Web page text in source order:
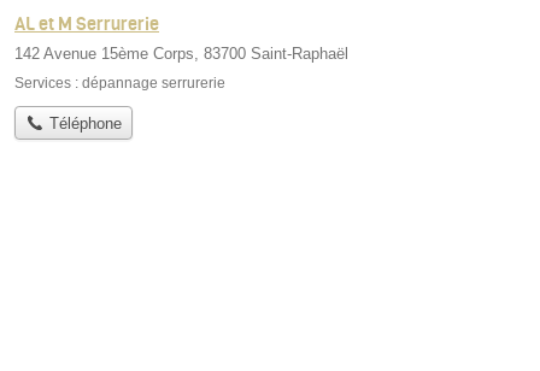
AL et M Serrurerie
142 Avenue 15ème Corps, 83700 Saint-Raphaël
Services : dépannage serrurerie
Téléphone